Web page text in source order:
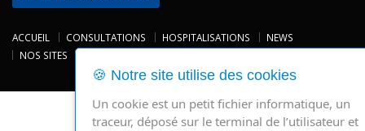
ACCUEIL CONSULTATIONS HOSPITALISATIONS
NEWS
NOS SITES
Powered byIMUSTBE-ESI Informatique
🍪 Notre site utilise des cookies
Un cookie est un petit fichier informatique, un
traceur, déposé sur le terminal de l’utilisateur et